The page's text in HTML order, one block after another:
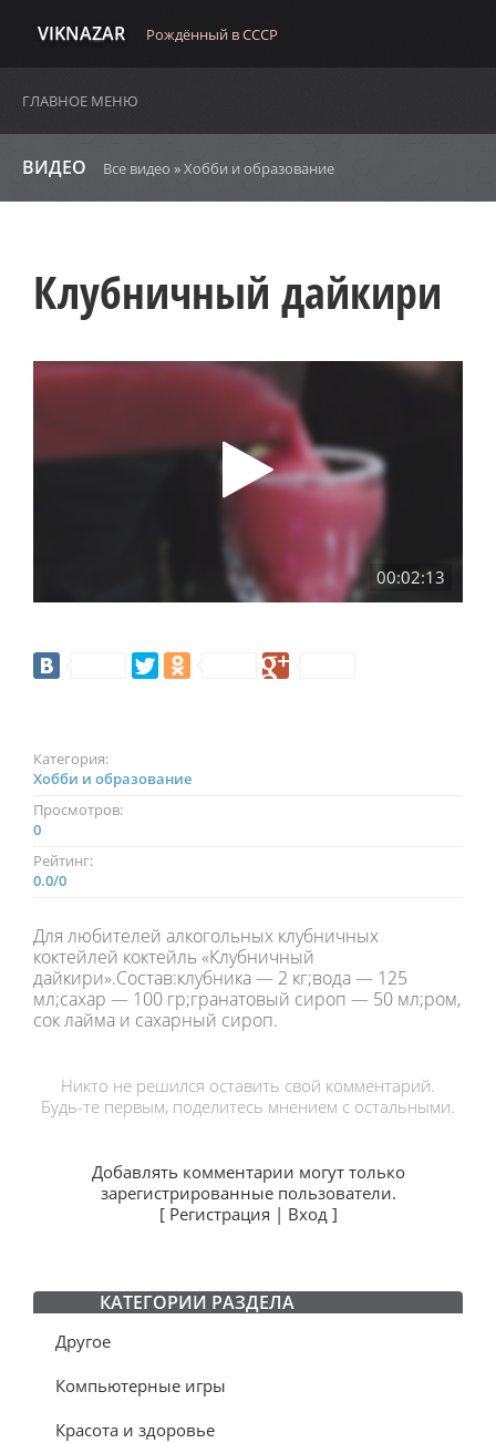
VIKNAZAR Рождённый в СССР
ГЛАВНОЕ МЕНЮ
ВИДЕО Все видео »Хобби и образование
Клубничный дайкири
00:02:13
Категория:
Хобби и образование
Просмотров:
0
Рейтинг:
0.0/0
Для любителей алкогольных клубничных
коктейлей коктейль «Клубничный
дайкири».Состав:клубника — 2 кг;вода — 125
мл;сахар — 100 гр;гранатовый сироп — 50 мл;ром,
сок лайма и сахарный сироп.
Никто не решился оставить свой комментарий.
Будь-те первым, поделитесь мнением с остальными.
Добавлять комментарии могут только
зарегистрированные пользователи.
[ Регистрация | Вход]
КАТЕГОРИИ РАЗДЕЛА
Другое
Компьютерные игры
Красота и здоровье